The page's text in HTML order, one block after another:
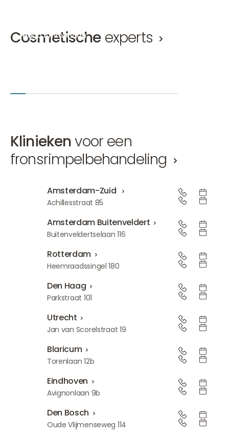
Cosmetischeexperts
Hugo Ammerlaan
Cosmetisch arts, Ooglidcorrectie arts KNMG
Kliniekenvoor een
fronsrimpelbehandeling
Amsterdam-Zuid
Amsterdam-Zuid
Achillesstraat 85
Amsterdam Buitenveldert
Amsterdam Buitenveldert
Buitenveldertselaan 116
Rotterdam
Rotterdam
Heemraadssingel 180
Den Haag
Den Haag
Parkstraat 101
Utrecht
Jan van Scorelstraat 19
Blaricum
Blaricum
Torenlaan 12b
Eindhoven
Eindhoven
Avignonlaan 9b
Den Bosch
Den Bosch
Oude Vlijmenseweg 114